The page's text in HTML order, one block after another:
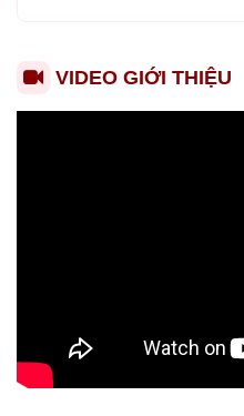
VIDEO GIỚI THIỆU